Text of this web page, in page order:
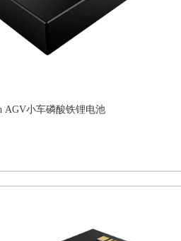
24V 35Ah AGV小车磷酸铁锂电池